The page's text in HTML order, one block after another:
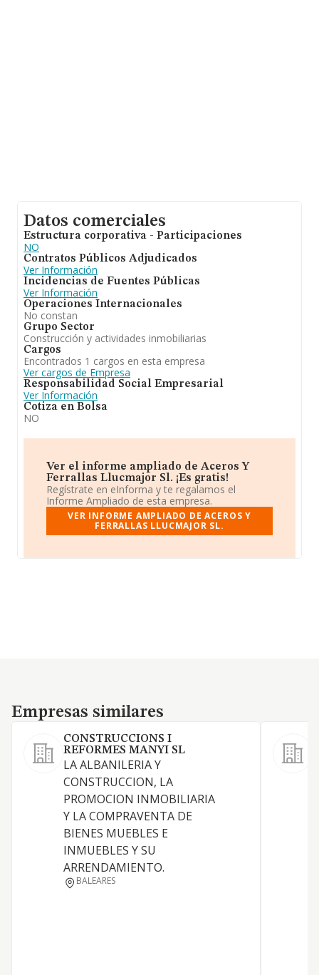
Datos comerciales
Estructura corporativa - Participaciones
NO
Contratos Públicos Adjudicados
Ver Información
Incidencias de Fuentes Públicas
Ver Información
Operaciones Internacionales
No constan
Grupo Sector
Construcción y actividades inmobiliarias
Cargos
Encontrados 1 cargos en esta empresa
Ver cargos de Empresa
Responsabilidad Social Empresarial
Ver Información
Cotiza en Bolsa
NO
Ver el informe ampliado de Aceros Y
Ferrallas Llucmajor Sl. ¡Es gratis!
Regístrate en eInforma y te regalamos el
Informe Ampliado de esta empresa.
VER INFORME AMPLIADO DE ACEROS Y
FERRALLAS LLUCMAJOR SL.
Empresas similares
Empresas similares
CONSTRUCCIONS I
REFORMES MANYI SL
LA ALBANILERIA Y
CONSTRUCCION, LA
PROMOCION INMOBILIARIA
Y LA COMPRAVENTA DE
BIENES MUEBLES E
INMUEBLES Y SU
ARRENDAMIENTO.
BALEARES